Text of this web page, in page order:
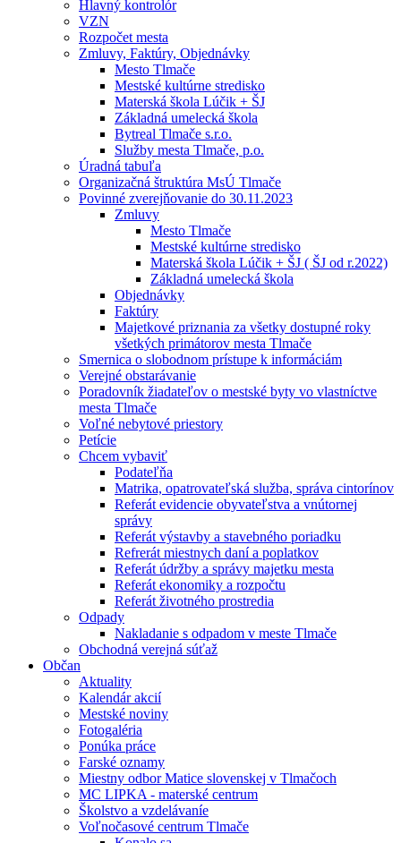
Hlavný kontrolór
VZN
Rozpočet mesta
Zmluvy, Faktúry, Objednávky
Mesto Tlmače
Mestské kultúrne stredisko
Materská škola Lúčik + ŠJ
Základná umelecká škola
Bytreal Tlmače s.r.o.
Služby mesta Tlmače, p.o.
Úradná tabuľa
Organizačná štruktúra MsÚ Tlmače
Povinné zverejňovanie do 30.11.2023
Zmluvy
Mesto Tlmače
Mestské kultúrne stredisko
Materská škola Lúčik + ŠJ ( ŠJ od r.2022)
Základná umelecká škola
Objednávky
Faktúry
Majetkové priznania za všetky dostupné roky
všetkých primátorov mesta Tlmače
Smernica o slobodnom prístupe k informáciám
Verejné obstarávanie
Poradovník žiadateľov o mestské byty vo vlastníctve
mesta Tlmače
Voľné nebytové priestory
Petície
Chcem vybaviť
Podateľňa
Matrika, opatrovateľská služba, správa cintorínov
Referát evidencie obyvateľstva a vnútornej
správy
Referát výstavby a stavebného poriadku
Refrerát miestnych daní a poplatkov
Referát údržby a správy majetku mesta
Referát ekonomiky a rozpočtu
Referát životného prostredia
Odpady
Nakladanie s odpadom v meste Tlmače
Obchodná verejná súťaž
Občan
Aktuality
Kalendár akcií
Mestské noviny
Fotogaléria
Ponúka práce
Farské oznamy
Miestny odbor Matice slovenskej v Tlmačoch
MC LIPKA - materské centrum
Školstvo a vzdelávaníe
Voľnočasové centrum Tlmače